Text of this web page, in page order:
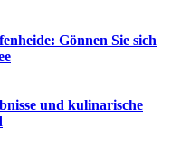
Gönnen Sie sich
und kulinarische